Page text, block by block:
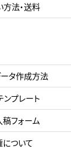
方法・送料
タ作成方法
ンプレート
フォーム
ついて